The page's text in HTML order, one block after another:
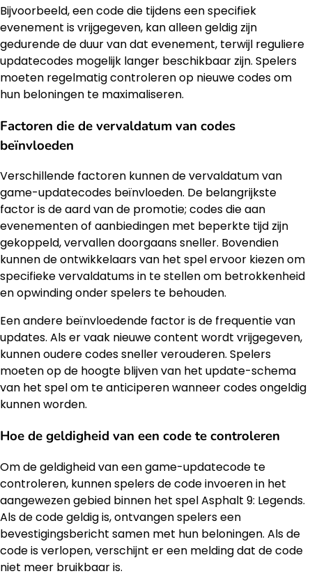
Bijvoorbeeld, een code die tijdens een specifiek
evenement is vrijgegeven, kan alleen geldig zijn
gedurende de duur van dat evenement, terwijl reguliere
updatecodes mogelijk langer beschikbaar zijn. Spelers
moeten regelmatig controleren op nieuwe codes om
hun beloningen te maximaliseren.
Factoren die de vervaldatum van codes
beïnvloeden
Verschillende factoren kunnen de vervaldatum van
game-updatecodes beïnvloeden. De belangrijkste
factor is de aard van de promotie; codes die aan
evenementen of aanbiedingen met beperkte tijd zijn
gekoppeld, vervallen doorgaans sneller. Bovendien
kunnen de ontwikkelaars van het spel ervoor kiezen om
specifieke vervaldatums in te stellen om betrokkenheid
en opwinding onder spelers te behouden.
Een andere beïnvloedende factor is de frequentie van
updates. Als er vaak nieuwe content wordt vrijgegeven,
kunnen oudere codes sneller verouderen. Spelers
moeten op de hoogte blijven van het update-schema
van het spel om te anticiperen wanneer codes ongeldig
kunnen worden.
Hoe de geldigheid van een code te controleren
Om de geldigheid van een game-updatecode te
controleren, kunnen spelers de code invoeren in het
aangewezen gebied binnen het spel Asphalt 9: Legends.
Als de code geldig is, ontvangen spelers een
bevestigingsbericht samen met hun beloningen. Als de
code is verlopen, verschijnt er een melding dat de code
niet meer bruikbaar is.